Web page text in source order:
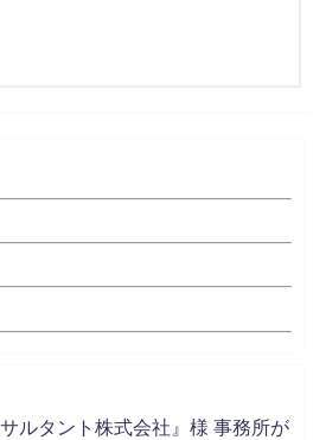
ルタント株式会社』様 事務所が